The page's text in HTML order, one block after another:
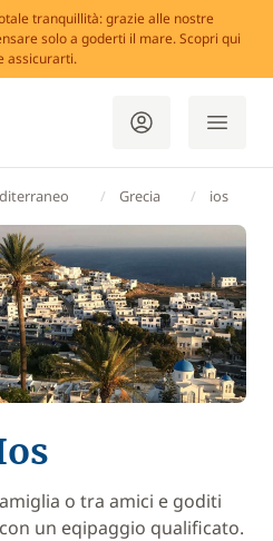
tranquillità: grazie alle nostre
solo a goderti il mare. Scopri qui
assicurarti.
Grecia ios
o tra amici e goditi
un eqipaggio qualificato.